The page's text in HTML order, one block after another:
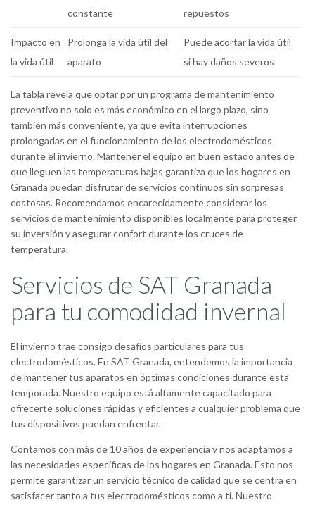
constante
repuestos
Impacto en
la vida útil
Prolonga la vida útil del
aparato
Puede acortar la vida útil
si hay daños severos
La tabla revela que optar por un programa de mantenimiento
preventivo no solo es más económico en el largo plazo, sino
también más conveniente, ya que evita interrupciones
prolongadas en el funcionamiento de los electrodomésticos
durante el invierno. Mantener el equipo en buen estado antes de
que lleguen las temperaturas bajas garantiza que los hogares en
Granada puedan disfrutar de servicios continuos sin sorpresas
costosas. Recomendamos encarecidamente considerar los
servicios de mantenimiento disponibles localmente para proteger
su inversión y asegurar confort durante los cruces de
temperatura.
Servicios de SAT Granada
para tu comodidad invernal
El invierno trae consigo desafíos particulares para tus
electrodomésticos. En SAT Granada, entendemos la importancia
de mantener tus aparatos en óptimas condiciones durante esta
temporada. Nuestro equipo está altamente capacitado para
ofrecerte soluciones rápidas y eficientes a cualquier problema que
tus dispositivos puedan enfrentar.
Contamos con más de 10 años de experiencia y nos adaptamos a
las necesidades específicas de los hogares en Granada. Esto nos
permite garantizar un servicio técnico de calidad que se centra en
satisfacer tanto a tus electrodomésticos como a ti. Nuestro